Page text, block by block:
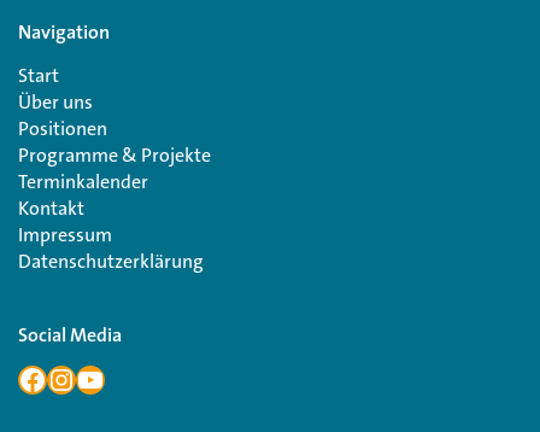
Navigation
Start
Über uns
Positionen
Programme & Projekte
Terminkalender
Kontakt
Impressum
Datenschutzerklärung
Social Media